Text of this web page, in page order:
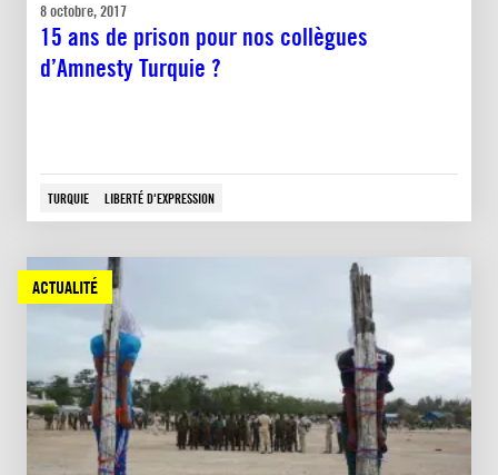
8 octobre, 2017
15 ans de prison pour nos collègues
d’Amnesty Turquie ?
TURQUIE LIBERTÉ D'EXPRESSION
ACTUALITÉ